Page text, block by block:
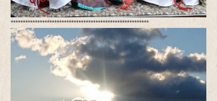
*********************************************************